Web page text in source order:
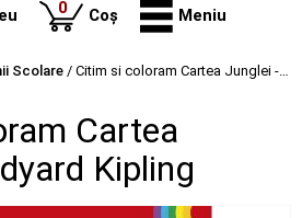
0produse
Coș Meniu
Scolare / Citim si coloram Cartea Junglei - Rudyard Kipling
Cartea
Kipling